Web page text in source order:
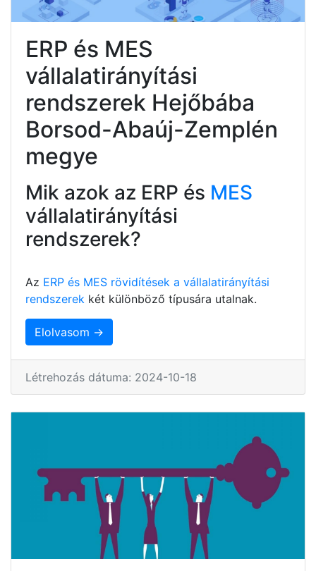
ERP és MES
vállalatirányítási
rendszerek Hejőbába
Borsod-Abaúj-Zemplén
megye
Mik azok az ERP és MES
vállalatirányítási
rendszerek?
Az ERP és MES rövidítések a vállalatirányítási
rendszerek két különböző típusára utalnak.
Elolvasom →
Létrehozás dátuma: 2024-10-18